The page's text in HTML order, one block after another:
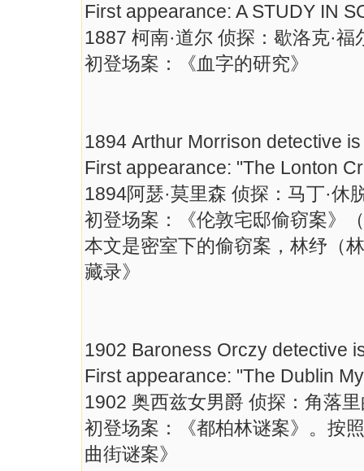
First appearance: A STUDY IN
1887 柯南·道尔 侦探：歇洛克·福
初登场案：《血字的研究》
1894 Arthur Morrison detective
First appearance: "The Lonton
1894阿瑟·莫里森 侦探：马丁·休
初登场案：《伦敦宅邸偷窃案》
本文是密室下的偷窃案，林纾（
藏录》
1902 Baroness Orczy detective
First appearance: "The Dublin
1902 奥西兹女男爵 侦探：角落
初登场案：《都柏林谜案》。按
曲街谜案》